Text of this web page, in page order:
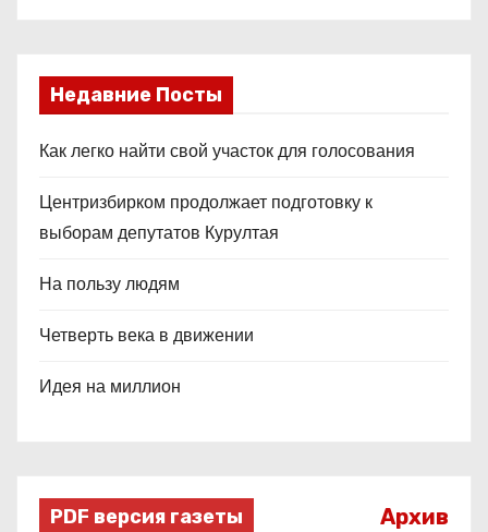
Недавние Посты
Как легко найти свой участок для голосования
Центризбирком продолжает подготовку к
выборам депутатов Курултая
На пользу людям
Четверть века в движении
Идея на миллион
PDF версия газеты Архив